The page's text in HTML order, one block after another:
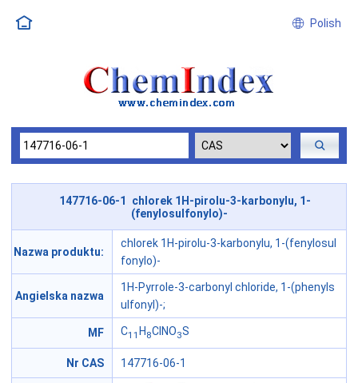
Polish
147716-06-1 chlorek 1H-pirolu-3-karbonylu, 1-
(fenylosulfonylo)-
Nazwa produktu:
chlorek 1H-pirolu-3-karbonylu, 1-(fenylosul
fonylo)-
Angielska nazwa
1H-Pyrrole-3-carbonyl chloride, 1-(phenyls
ulfonyl)-;
MF C11 H 8ClNO3S
Nr CAS 147716-06-1